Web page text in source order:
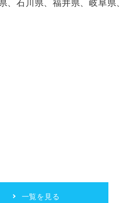
、石川県、福井県、岐阜
一覧を見る